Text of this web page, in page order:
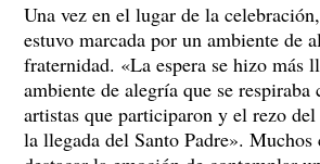
Una vez en el lugar de la
estuvo marcada por un ambiente de
fraternidad. «La espera se hizo más
ambiente de alegría que se
artistas que participaron y el rezo
la llegada del Santo Padre».